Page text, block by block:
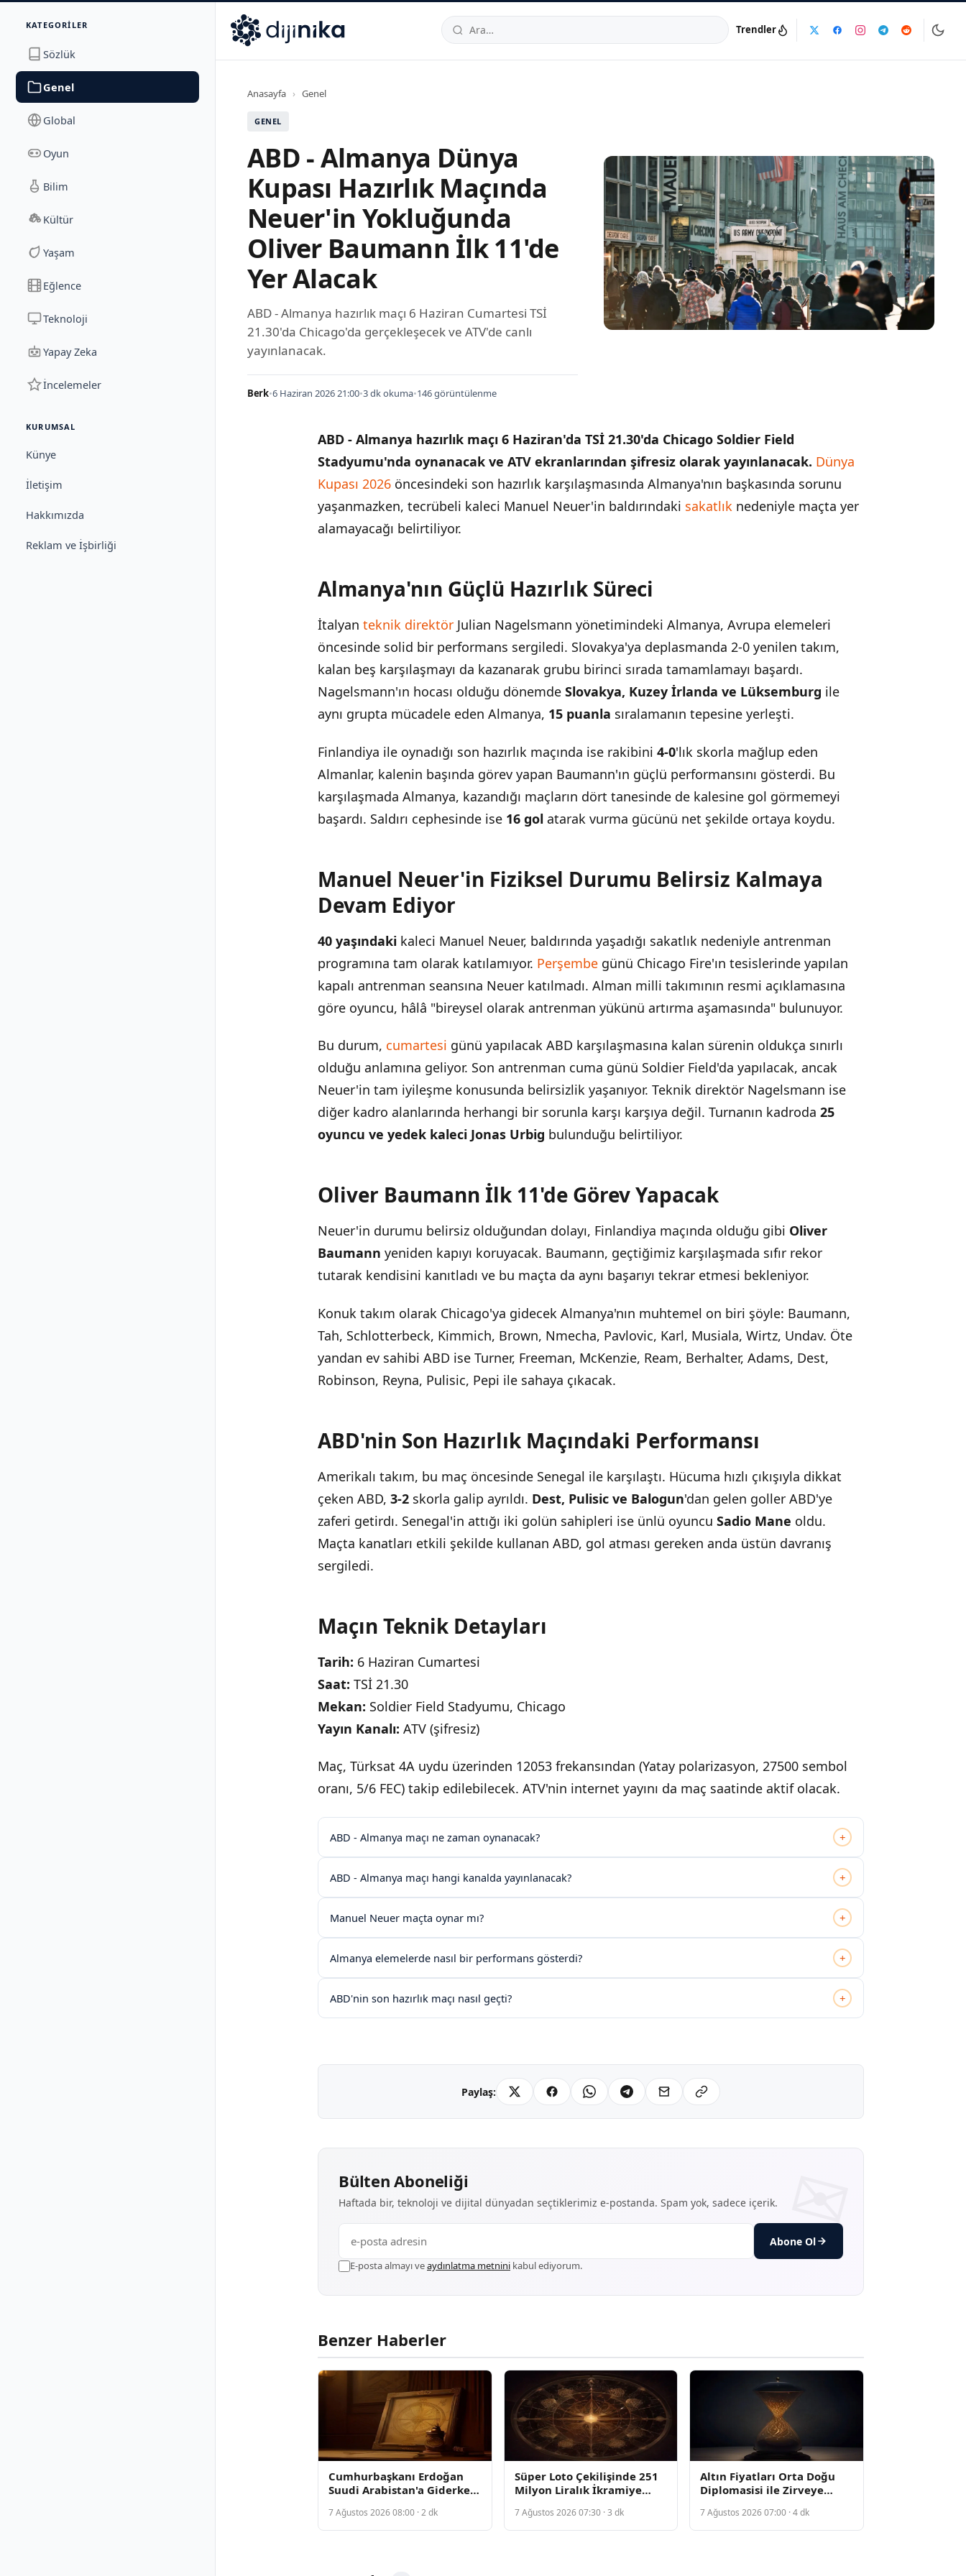
KATEGORILER
Sözlük
Genel
Global
Oyun
Bilim
Kültür
Yaşam
Eğlence
Teknoloji
Yapay Zeka
İncelemeler
KURUMSAL
Künye
İletişim
Hakkımızda
Reklam ve İşbirliği
İletişim
Dijinika Avrasya Cad. Sitesi B Blok No: 17/2A, Marmara Mahallesi 34520TRTelefon:0850 444 30 49E-posta:info@dijinika.net
Trendler
Anasayfa › Genel
GENEL
ABD - Almanya Dünya
Kupası Hazırlık Maçında
Neuer'in Yokluğunda
Oliver Baumann İlk 11'de
Yer Alacak
ABD - Almanya hazırlık maçı 6 Haziran Cumartesi TSİ
21.30'da Chicago'da gerçekleşecek ve ATV'de canlı
yayınlanacak.
Berk•6 Haziran 2026 21:00•3 dk okuma•146 görüntülenme
ABD - Almanya hazırlık maçı 6 Haziran'da TSİ 21.30'da Chicago Soldier Field
Stadyumu'nda oynanacak ve ATV ekranlarından şifresiz olarak yayınlanacak. Dünya
Kupası 2026 öncesindeki son hazırlık karşılaşmasında Almanya'nın başkasında sorunu
yaşanmazken, tecrübeli kaleci Manuel Neuer'in baldırındaki sakatlık nedeniyle maçta yer
alamayacağı belirtiliyor.
İÇINDEKILER ›
Almanya'nın Güçlü Hazırlık Süreci
Oliver Baumann İlk 11'de Görev Yapacak
ABD'nin Son Hazırlık Maçındaki Performansı
Maçın Teknik Detayları
Almanya'nın Güçlü Hazırlık Süreci
İtalyan teknik direktör Julian Nagelsmann yönetimindeki Almanya, Avrupa elemeleri
öncesinde solid bir performans sergiledi. Slovakya'ya deplasmanda 2-0 yenilen takım,
kalan beş karşılaşmayı da kazanarak grubu birinci sırada tamamlamayı başardı.
Nagelsmann'ın hocası olduğu dönemde Slovakya, Kuzey İrlanda ve Lüksemburg ile
aynı grupta mücadele eden Almanya, 15 puanla sıralamanın tepesine yerleşti.
Finlandiya ile oynadığı son hazırlık maçında ise rakibini 4-0'lık skorla mağlup eden
Almanlar, kalenin başında görev yapan Baumann'ın güçlü performansını gösterdi. Bu
karşılaşmada Almanya, kazandığı maçların dört tanesinde de kalesine gol görmemeyi
başardı. Saldırı cephesinde ise 16 gol atarak vurma gücünü net şekilde ortaya koydu.
Manuel Neuer'in Fiziksel Durumu Belirsiz Kalmaya
Devam Ediyor
40 yaşındaki kaleci Manuel Neuer, baldırında yaşadığı sakatlık nedeniyle antrenman
programına tam olarak katılamıyor. Perşembe günü Chicago Fire'ın tesislerinde yapılan
kapalı antrenman seansına Neuer katılmadı. Alman milli takımının resmi açıklamasına
göre oyuncu, hâlâ "bireysel olarak antrenman yükünü artırma aşamasında" bulunuyor.
Bu durum, cumartesi günü yapılacak ABD karşılaşmasına kalan sürenin oldukça sınırlı
olduğu anlamına geliyor. Son antrenman cuma günü Soldier Field'da yapılacak, ancak
Neuer'in tam iyileşme konusunda belirsizlik yaşanıyor. Teknik direktör Nagelsmann ise
diğer kadro alanlarında herhangi bir sorunla karşı karşıya değil. Turnanın kadroda 25
oyuncu ve yedek kaleci Jonas Urbig bulunduğu belirtiliyor.
Oliver Baumann İlk 11'de Görev Yapacak
Neuer'in durumu belirsiz olduğundan dolayı, Finlandiya maçında olduğu gibi Oliver
Baumann yeniden kapıyı koruyacak. Baumann, geçtiğimiz karşılaşmada sıfır rekor
tutarak kendisini kanıtladı ve bu maçta da aynı başarıyı tekrar etmesi bekleniyor.
Konuk takım olarak Chicago'ya gidecek Almanya'nın muhtemel on biri şöyle: Baumann,
Tah, Schlotterbeck, Kimmich, Brown, Nmecha, Pavlovic, Karl, Musiala, Wirtz, Undav. Öte
yandan ev sahibi ABD ise Turner, Freeman, McKenzie, Ream, Berhalter, Adams, Dest,
Robinson, Reyna, Pulisic, Pepi ile sahaya çıkacak.
ABD'nin Son Hazırlık Maçındaki Performansı
Amerikalı takım, bu maç öncesinde Senegal ile karşılaştı. Hücuma hızlı çıkışıyla dikkat
çeken ABD, 3-2 skorla galip ayrıldı. Dest, Pulisic ve Balogun'dan gelen goller ABD'ye
zaferi getirdı. Senegal'in attığı iki golün sahipleri ise ünlü oyuncu Sadio Mane oldu.
Maçta kanatları etkili şekilde kullanan ABD, gol atması gereken anda üstün davranış
sergiledi.
Maçın Teknik Detayları
Tarih: 6 Haziran Cumartesi
Saat: TSİ 21.30
Mekan: Soldier Field Stadyumu, Chicago
Yayın Kanalı: ATV (şifresiz)
Maç, Türksat 4A uydu üzerinden 12053 frekansından (Yatay polarizasyon, 27500 sembol
oranı, 5/6 FEC) takip edilebilecek. ATV'nin internet yayını da maç saatinde aktif olacak.
ABD - Almanya maçı ne zaman oynanacak? +
ABD - Almanya maçı hangi kanalda yayınlanacak? +
Manuel Neuer maçta oynar mı? +
Almanya elemelerde nasıl bir performans gösterdi? +
ABD'nin son hazırlık maçı nasıl geçti? +
Paylaş:
Bülten Aboneliği
Haftada bir, teknoloji ve dijital dünyadan seçtiklerimiz e-postanda. Spam yok, sadece içerik.
Abone Ol
E-posta almayı veaydınlatma metnini kabul ediyorum.
Benzer Haberler
Cumhurbaşkanı Erdoğan
Suudi Arabistan'a Giderken
Devralacak
7 Ağustos 2026 08:00 · 2 dk
Süper Loto Çekilişinde 251
Milyon Liralık İkramiye
Numaralar Açıklandı
7 Ağustos 2026 07:30 · 3 dk
Altın Fiyatları Orta Doğu
Diplomasisi ile Zirveye
Lirayı Aştı
7 Ağustos 2026 07:00 · 4 dk